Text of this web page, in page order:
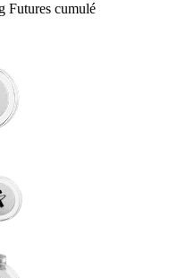
Futures cumulé